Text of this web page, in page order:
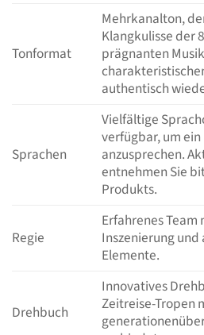
Tonformat
Mehrkanalton,
Klangkulisse der
prägnanten
authentisch
Sprachen
Vielfältige
verfügbar, um
anzusprechen.
entnehmen Sie
Produkts.
Regie
Erfahrenes
Inszenierung
Elemente.
Drehbuch
Innovatives
Zeitreise-Tropen